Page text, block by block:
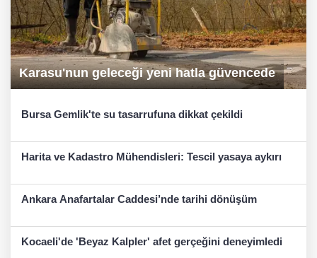
Karasu'nun geleceği yeni hatla güvencede
Bursa Gemlik'te su tasarrufuna dikkat çekildi
Harita ve Kadastro Mühendisleri: Tescil yasaya aykırı
Ankara Anafartalar Caddesi’nde tarihi dönüşüm
Kocaeli'de 'Beyaz Kalpler' afet gerçeğini deneyimledi